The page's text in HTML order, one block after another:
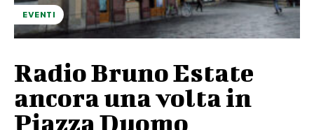
EVENTI
Radio Bruno Estate
ancora una volta in
Piazza Duomo